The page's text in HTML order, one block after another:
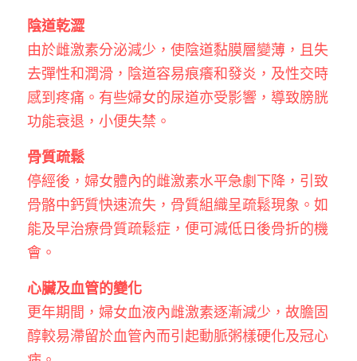
陰道乾澀
由於雌激素分泌減少，使陰道黏膜層變薄，且失
去彈性和潤滑，陰道容易痕癢和發炎，及性交時
感到疼痛。有些婦女的尿道亦受影響，導致膀胱
功能衰退，小便失禁。
骨質疏鬆
停經後，婦女體內的雌激素水平急劇下降，引致
骨骼中鈣質快速流失，骨質組織呈疏鬆現象。如
能及早治療骨質疏鬆症，便可減低日後骨折的機
會。
心臟及血管的變化
更年期間，婦女血液內雌激素逐漸減少，故膽固
醇較易滯留於血管內而引起動脈粥樣硬化及冠心